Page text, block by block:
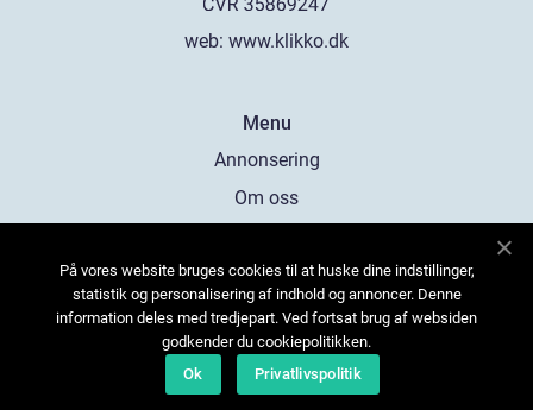
web: www.klikko.dk
Menu
Annonsering
Om oss
Kontakta oss
Sitemap
På vores website bruges cookies til at huske dine indstillinger,
statistik og personalisering af indhold og annoncer. Denne
information deles med tredjepart. Ved fortsat brug af websiden
godkender du cookiepolitikken.
Ok
Privatlivspolitik